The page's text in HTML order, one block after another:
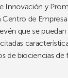
Innovación y
de
que se puedan
de biociencias de